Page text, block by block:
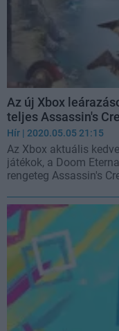
Az új Xbox
teljes Assassin's
Hír | 2020.05.05 21:15
Az Xbox aktuális
játékok, a Doom
rengeteg Assassin's